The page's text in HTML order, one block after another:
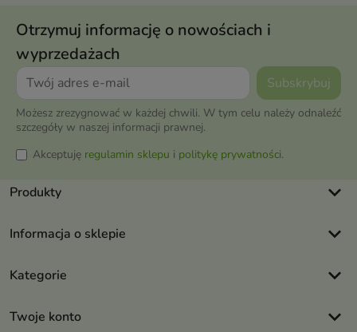
Otrzymuj informację o nowościach i
wyprzedażach
Możesz zrezygnować w każdej chwili. W tym celu należy odnaleźć
szczegóły w naszej informacji prawnej.
Akceptuję regulamin sklepu i politykę prywatności.
Produkty keyboard_arrow_down
Informacja o sklepie keyboard_arrow_down
Kategorie keyboard_arrow_down
Twoje konto keyboard_arrow_down